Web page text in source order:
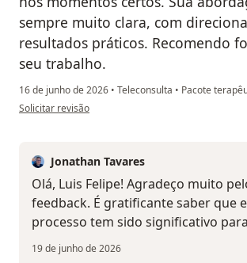
sempre muito clara, com
resultados práticos. Recomendo
seu trabalho.
16 de junho de 2026 • Teleconsulta • Pacote
na opinião do utilizador Luis Felipe Israel
Solicitar revisão
Jonathan Tavares
Olá, Luis Felipe! Agradeço muito
feedback. É gratificante saber que
processo tem sido significativo
19 de junho de 2026